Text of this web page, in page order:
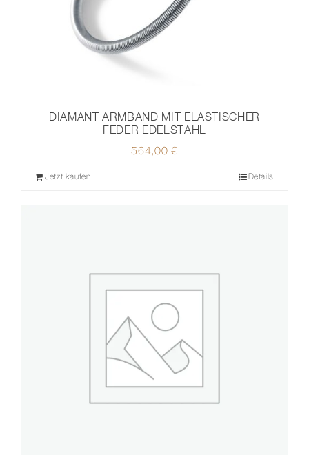
DIAMANT ARMBAND MIT ELASTISCHER
FEDER EDELSTAHL
564,00 €
Jetzt kaufen Details